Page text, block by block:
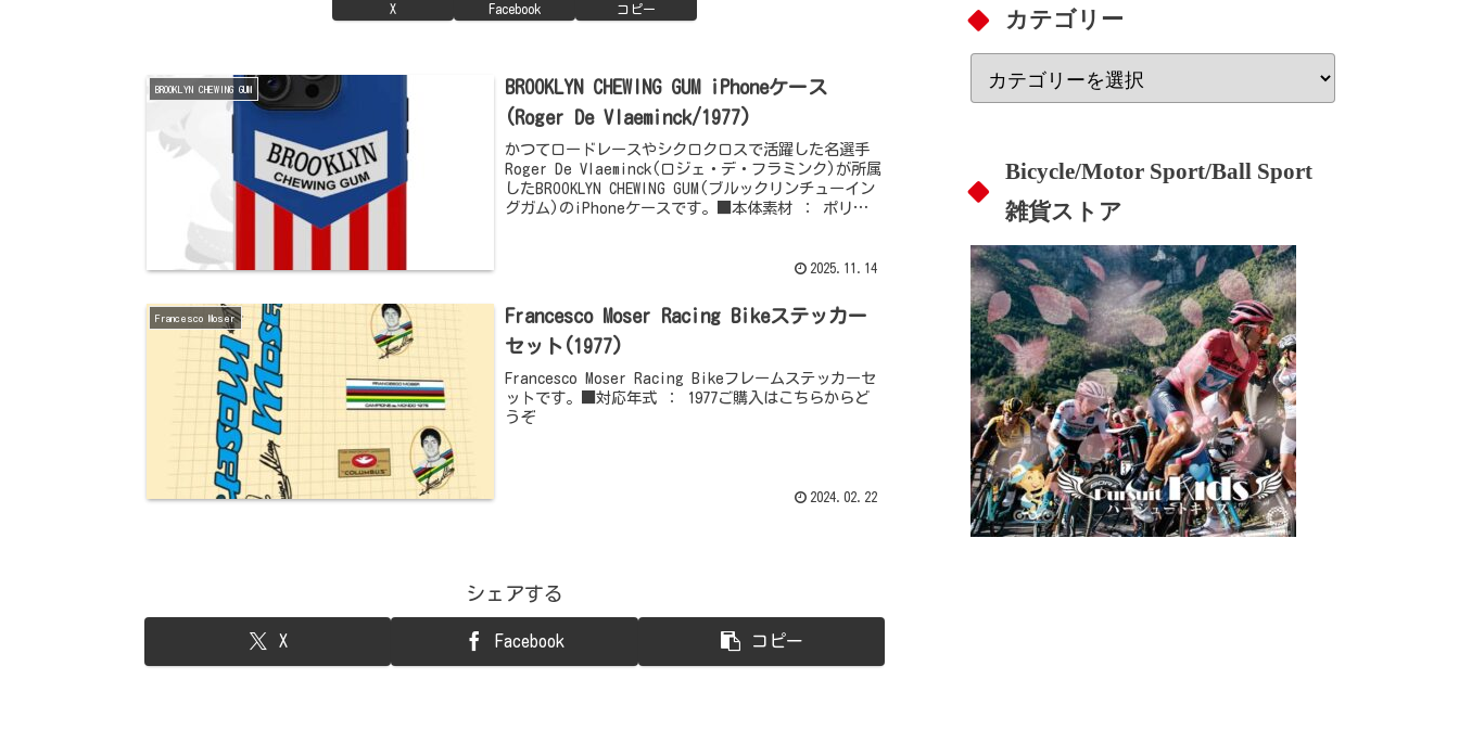
X Facebook コピー
BROOKLYN CHEWING GUM
BROOKLYN CHEWING GUM iPhoneケース
(Roger De Vlaeminck/1977)
かつてロードレースやシクロクロスで活躍した名選手
Roger De Vlaeminck(ロジェ・デ・フラミンク)が所属
したBROOKLYN CHEWING GUM(ブルックリンチューイン
グガム)のiPhoneケースです。■本体素材 ： ポリ
2025.11.14
Francesco Moser
Francesco Moser Racing Bikeステッカー
セット(1977)
Francesco Moser Racing Bikeフレームステッカーセ
ットです。■対応年式 ： 1977ご購入はこちらからど
うぞ
2024.02.22
シェアする
X Facebook コピー
カテゴリー
Bicycle/Motor Sport/Ball Sport
雑貨ストア